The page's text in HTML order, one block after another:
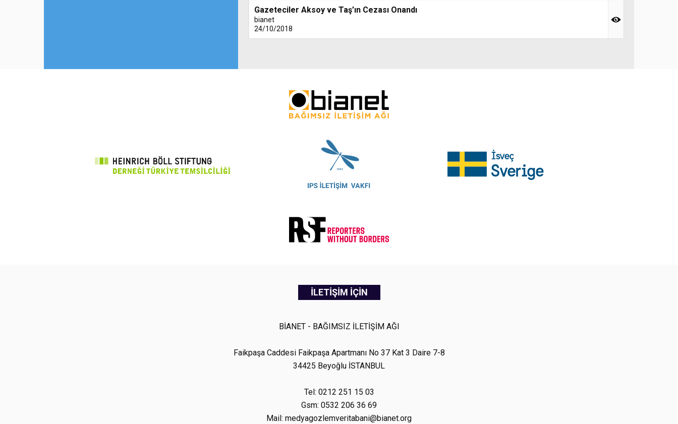
Gazeteciler Aksoy ve Taş’ın Cezası Onandı
bianet
24/10/2018
İLETİŞİM İÇİN
BİANET - BAĞIMSIZ İLETİŞİM AĞI
Faikpaşa Caddesi Faikpaşa Apartmanı No 37 Kat 3 Daire 7-8
34425 Beyoğlu İSTANBUL
Tel: 0212 251 15 03
Gsm: 0532 206 36 69
Mail: medyagozlemveritabani@bianet.org